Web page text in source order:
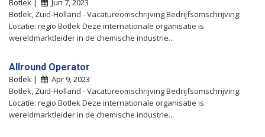
Botlek, Zuid-Holland - Vacatureomschrijving Bedrijfsomschrijving:
Locatie: regio Botlek Deze internationale organisatie is
wereldmarktleider in de chemische industrie...
Allround Operator
Botlek |
Apr 9, 2023
Botlek, Zuid-Holland - Vacatureomschrijving Bedrijfsomschrijving:
Locatie: regio Botlek Deze internationale organisatie is
wereldmarktleider in de chemische industrie...